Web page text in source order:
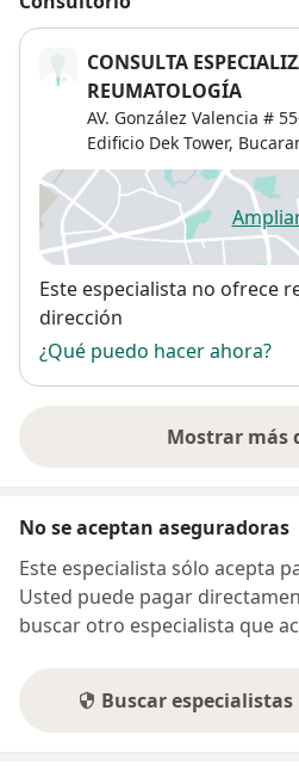
CONSULTA
REUMATOLOGÍA
AV. González Valencia #
Edificio Dek Tower,
se
Disponibilidad
Este especialista no ofrece
dirección
¿Qué puedo hacer ahora?
Mostrar más
No se aceptan aseguradoras
Este especialista sólo acepta
Usted puede pagar
buscar otro especialista que
Buscar